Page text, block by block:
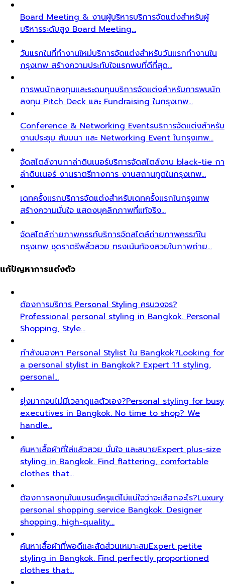
Board Meeting & งานผู้บริหารบริการจัดแต่งสำหรับผู้
บริหารระดับสูง Board Meeting…
วันแรกในที่ทำงานใหม่บริการจัดแต่งสำหรับวันแรกทำงานใน
กรุงเทพ สร้างความประทับใจแรกพบที่ดีที่สุด…
การพบนักลงทุนและระดมทุนบริการจัดแต่งสำหรับการพบนัก
ลงทุน Pitch Deck และ Fundraising ในกรุงเทพ…
Conference & Networking Eventsบริการจัดแต่งสำหรับ
งานประชุม สัมมนา และ Networking Event ในกรุงเทพ…
จัดสไตล์งานกาล่าดินเนอร์บริการจัดสไตล์งาน black-tie กา
ล่าดินเนอร์ งานราตรีทางการ งานสถานทูตในกรุงเทพ…
เดทครั้งแรกบริการจัดแต่งสำหรับเดทครั้งแรกในกรุงเทพ
สร้างความมั่นใจ แสดงบุคลิกภาพที่แท้จริง…
จัดสไตล์ถ่ายภาพครรภ์บริการจัดสไตล์ถ่ายภาพครรภ์ใน
กรุงเทพ ชุดราตรีพลิ้วสวย ทรงเน้นท้องสวยในภาพถ่าย…
แก้ปัญหาการแต่งตัว
ต้องการบริการ Personal Styling ครบวงจร?
Professional personal styling in Bangkok. Personal
Shopping, Style…
กำลังมองหา Personal Stylist ใน Bangkok?Looking for
a personal stylist in Bangkok? Expert 1:1 styling,
personal…
ยุ่งมากจนไม่มีเวลาดูแลตัวเอง?Personal styling for busy
executives in Bangkok. No time to shop? We
handle…
ค้นหาเสื้อผ้าที่ใส่แล้วสวย มั่นใจ และสบายExpert plus-size
styling in Bangkok. Find flattering, comfortable
clothes that…
ต้องการลงทุนในแบรนด์หรูแต่ไม่แน่ใจว่าจะเลือกอะไร?Luxury
personal shopping service Bangkok. Designer
shopping, high-quality…
ค้นหาเสื้อผ้าที่พอดีและสัดส่วนเหมาะสมExpert petite
styling in Bangkok. Find perfectly proportioned
clothes that…